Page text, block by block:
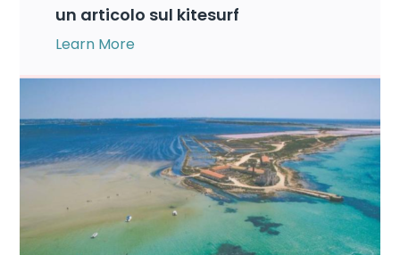
un articolo sul kitesurf
Learn More